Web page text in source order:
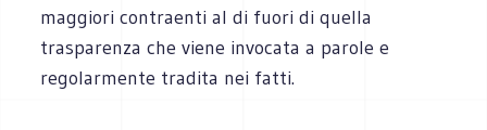
maggiori contraenti al di fuori di quella
trasparenza che viene invocata a parole e
regolarmente tradita nei fatti.